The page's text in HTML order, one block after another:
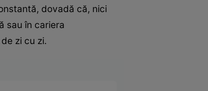
dovadă că, nici
sau în cariera
zi cu zi.